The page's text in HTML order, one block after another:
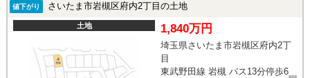
値下がり さいたま市岩槻区府内2丁目の土地
土地 1,840万円
埼玉県さいたま市岩槻区府内2丁
目
東武野田線 岩槻 バス13分停歩6